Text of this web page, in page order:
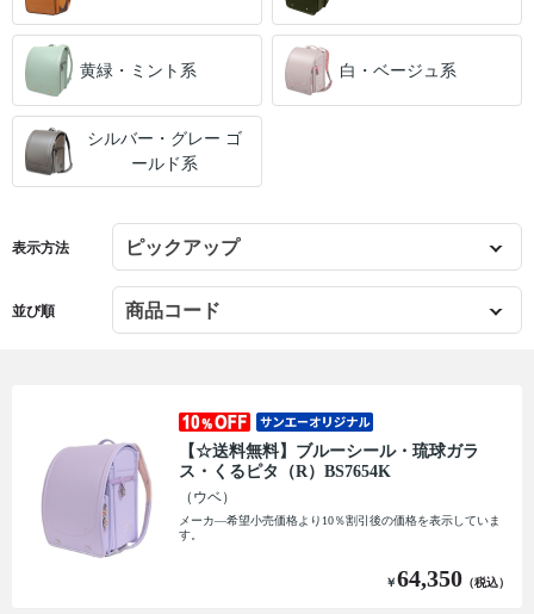
黄緑・ミント系 白・ベージュ系
シルバー・グレー ゴ
ールド系
表示方法
並び順
【☆送料無料】ブルーシール・琉球ガラ
ス・くるピタ（R）BS7654K
（ウベ）
メーカ―希望小売価格より10％割引後の価格を表示していま
す。
￥64,350 （税込）